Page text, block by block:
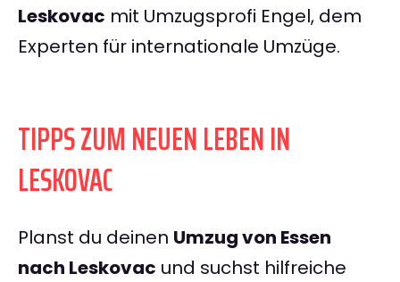
Leskovac mit Umzugsprofi Engel, dem
Experten für internationale Umzüge.
TIPPS ZUM NEUEN LEBEN IN
LESKOVAC
Planst du deinen Umzug von Essen
nach Leskovac und suchst hilfreiche